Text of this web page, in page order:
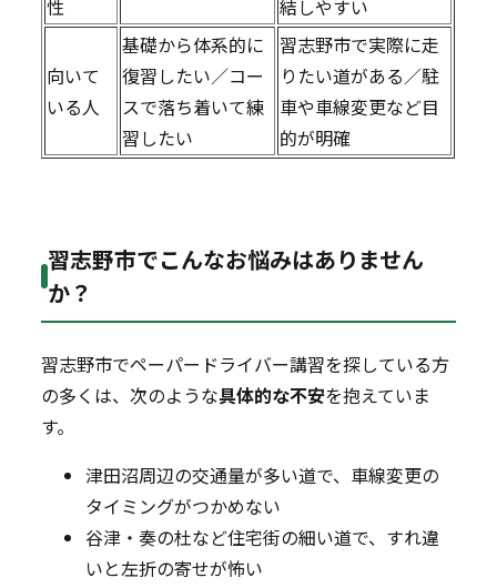
性 結しやすい
向いて
いる人
基礎から体系的に
復習したい／コー
スで落ち着いて練
習したい
習志野市で実際に走
りたい道がある／駐
車や車線変更など目
的が明確
習志野市でこんなお悩みはありません
か？
習志野市でペーパードライバー講習を探している方
の多くは、次のような具体的な不安を抱えていま
す。
津田沼周辺の交通量が多い道で、車線変更の
タイミングがつかめない
谷津・奏の杜など住宅街の細い道で、すれ違
いと左折の寄せが怖い